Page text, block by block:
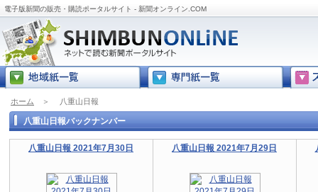
電子版新聞の販売・購読ポータルサイト - 新聞オンライン.COM
ホーム ＞ 八重山日報
八重山日報バックナンバー
八重山日報 2021年7月30日 八重山日報 2021年7月29日